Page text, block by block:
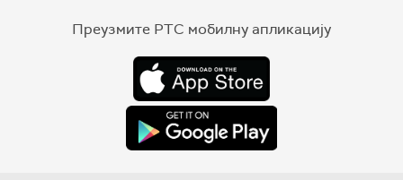
Преузмите РТС мобилну апликацију